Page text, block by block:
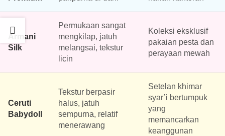
Armani
Silk
Permukaan sangat
mengkilap, jatuh
melangsai, tekstur
licin
Koleksi eksklusif
pakaian pesta dan
perayaan mewah
Ceruti
Babydoll
Tekstur berpasir
halus, jatuh
sempurna, relatif
menerawang
Setelan khimar
syar’i bertumpuk
yang
memancarkan
keanggunan